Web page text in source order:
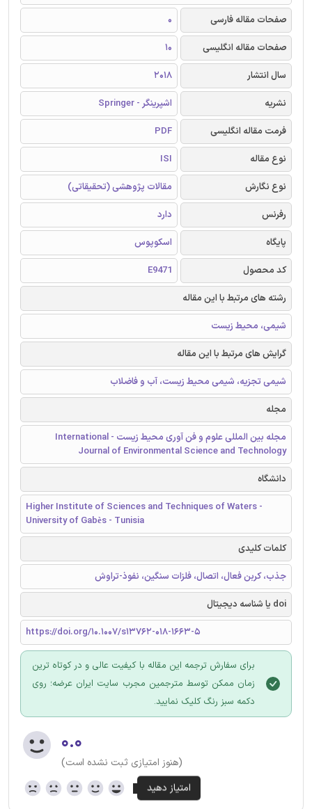
صفحات مقاله فارسی
0
صفحات مقاله انگلیسی
10
سال انتشار
2018
نشریه
اشپرینگر - Springer
فرمت مقاله انگلیسی
PDF
نوع مقاله
ISI
نوع نگارش
مقالات پژوهشی (تحقیقاتی)
رفرنس
دارد
پایگاه
اسکوپوس
کد محصول
E9471
رشته های مرتبط با این مقاله
شیمی، محیط زیست
گرایش های مرتبط با این مقاله
شیمی تجزیه، شیمی محیط زیست، آب و فاضلاب
مجله
مجله بین المللی علوم و فن آوری محیط زیست - International
Journal of Environmental Science and Technology
دانشگاه
Higher Institute of Sciences and Techniques of Waters -
University of Gabès - Tunisia
کلمات کلیدی
جذب، کربن فعال، اتصال، فلزات سنگین، نفوذ-تراوش
doi یا شناسه دیجیتال
https://doi.org/10.1007/s13762-018-1663-5
برای سفارش ترجمه این مقاله با کیفیت عالی و در کوتاه ترین
زمان ممکن توسط مترجمین مجرب سایت ایران عرضه؛ روی
دکمه سبز رنگ کلیک نمایید.
۰.۰
(هنوز امتیازی ثبت نشده است)